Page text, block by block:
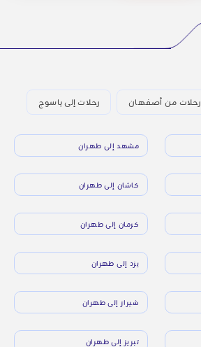
رحلات من أصفهان رحلات إلى ياسوج
مشهد إلى طهران
كاشان إلى طهران
كرمان إلى طهران
يزد إلى طهران
شيراز إلى طهران
تبريز إلى طهران